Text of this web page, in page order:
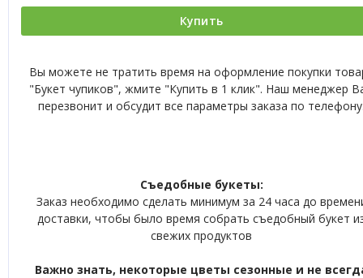
Купить
Вы можете не тратить время на оформление покупки
"Букет чупиков", жмите "Купить в 1 клик". Наш менеджер
перезвонит и обсудит все параметры заказа по
Съедобные букеты:
Заказ необходимо сделать минимум за 24 часа до
доставки, чтобы было время собрать съедобный букет
свежих продуктов
Важно знать, некоторые цветы сезонные и не